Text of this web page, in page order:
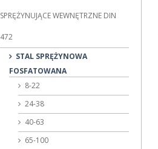
SPRĘŻYNUJĄCE WEWNĘTRZNE DIN
472
STAL SPRĘŻYNOWA
FOSFATOWANA
8-22
24-38
40-63
65-100